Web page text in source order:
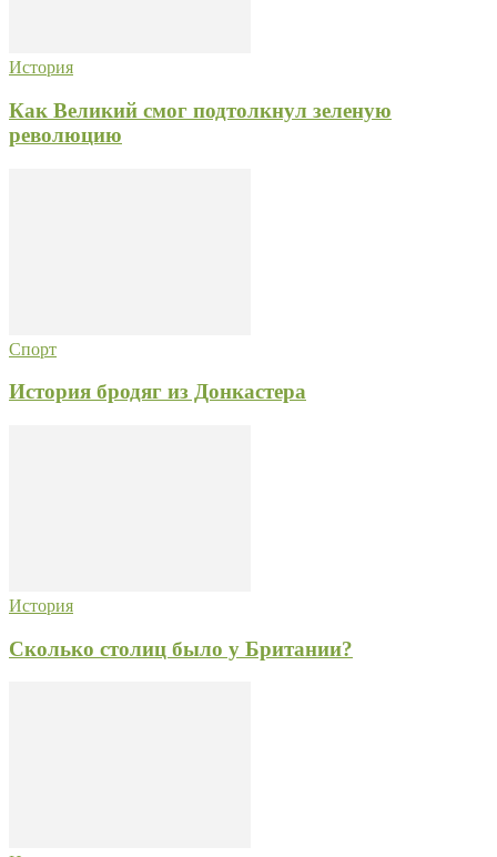
История
Как Великий смог подтолкнул зеленую
революцию
Спорт
История бродяг из Донкастера
История
Сколько столиц было у Британии?